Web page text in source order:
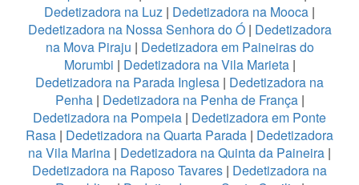
Dedetizadora na Luz | Dedetizadora na Mooca |
Dedetizadora na Nossa Senhora do Ó| Dedetizadora
na Mova Piraju | Dedetizadora em Paineiras do
Morumbi | Dedetizadora na Vila Marieta|
Dedetizadora na Parada Inglesa | Dedetizadora na
Penha| Dedetizadora na Penha de França |
Dedetizadora na Pompeia | Dedetizadora em Ponte
Rasa | Dedetizadora na Quarta Parada | Dedetizadora
na Vila Marina | Dedetizadora na Quinta da Paineira |
Dedetizadora na Raposo Tavares | Dedetizadora na